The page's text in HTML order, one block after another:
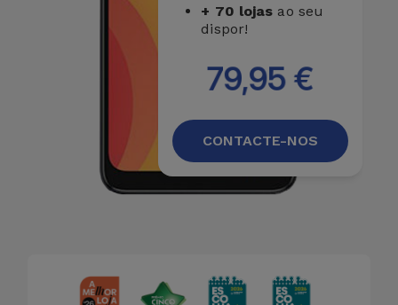
+ 70 lojas ao seu
dispor!
79,95 €
CONTACTE-NOS